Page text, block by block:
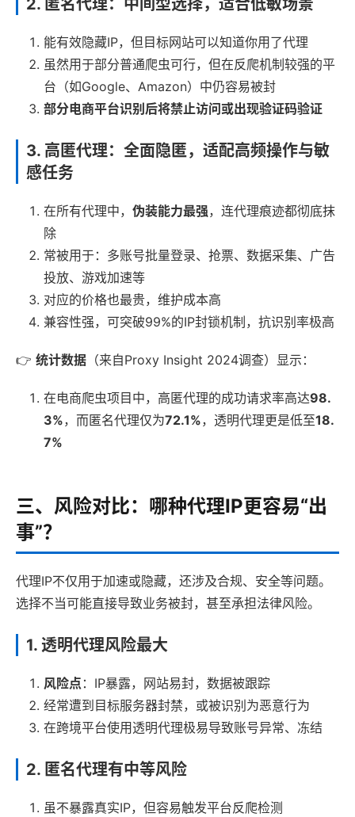
2. 匿名代理：中间型选择，适合低敏场景
能有效隐藏IP，但目标网站可以知道你用了代理
虽然用于部分普通爬虫可行，但在反爬机制较强的平
台（如Google、Amazon）中仍容易被封
部分电商平台识别后将禁止访问或出现验证码验证
3. 高匿代理：全面隐匿，适配高频操作与敏
感任务
在所有代理中， 伪装能力最强，连代理痕迹都彻底抹
除
常被用于：多账号批量登录、抢票、数据采集、广告
投放、游戏加速等
对应的价格也最贵，维护成本高
兼容性强，可突破99%的IP封锁机制，抗识别率极高
👉 统计数据 （来自Proxy Insight 2024调查）显示：
在电商爬虫项目中，高匿代理的成功请求率高达98.
3%，而匿名代理仅为72.1%，透明代理更是低至18.
7%
三、风险对比：哪种代理IP更容易“出
事”？
代理IP不仅用于加速或隐藏，还涉及合规、安全等问题。
选择不当可能直接导致业务被封，甚至承担法律风险。
1. 透明代理风险最大
风险点 ：IP暴露，网站易封，数据被跟踪
经常遭到目标服务器封禁，或被识别为恶意行为
在跨境平台使用透明代理极易导致账号异常、冻结
2. 匿名代理有中等风险
虽不暴露真实IP，但容易触发平台反爬检测